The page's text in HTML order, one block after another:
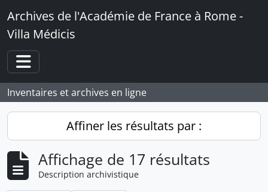
Skip to main content
Archives de l'Académie de France à Rome -
Villa Médicis
Toggle navigation
Inventaires et archives en ligne
Affiner les résultats par :
Affichage de 17 résultats
Description archivistique